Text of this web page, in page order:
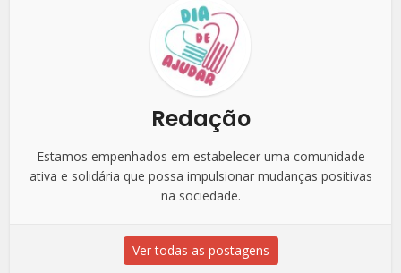
Redação
Estamos empenhados em estabelecer uma comunidade
ativa e solidária que possa impulsionar mudanças positivas
na sociedade.
Ver todas as postagens